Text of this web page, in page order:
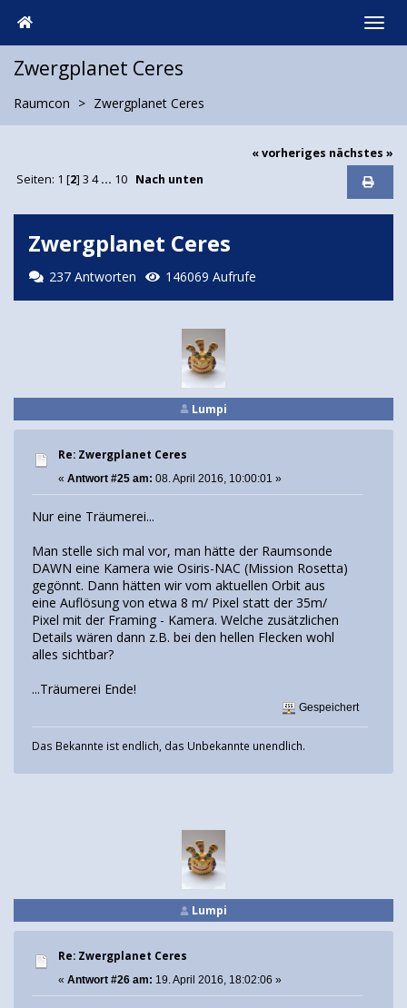
Zwergplanet Ceres
Raumcon Zwergplanet Ceres
« vorheriges nächstes »
Seiten: 1 [2] 3 4 ... 10 Nach unten
Zwergplanet Ceres
237 Antworten 146069 Aufrufe
Lumpi
Re: Zwergplanet Ceres
« Antwort #25 am: 08. April 2016, 10:00:01 »
Nur eine Träumerei...
Man stelle sich mal vor, man hätte der Raumsonde
DAWN eine Kamera wie Osiris-NAC (Mission Rosetta)
gegönnt. Dann hätten wir vom aktuellen Orbit aus
eine Auflösung von etwa 8 m/ Pixel statt der 35m/
Pixel mit der Framing - Kamera. Welche zusätzlichen
Details wären dann z.B. bei den hellen Flecken wohl
alles sichtbar?
...Träumerei Ende!
Gespeichert
Das Bekannte ist endlich, das Unbekannte unendlich.
Lumpi
Re: Zwergplanet Ceres
« Antwort #26 am: 19. April 2016, 18:02:06 »